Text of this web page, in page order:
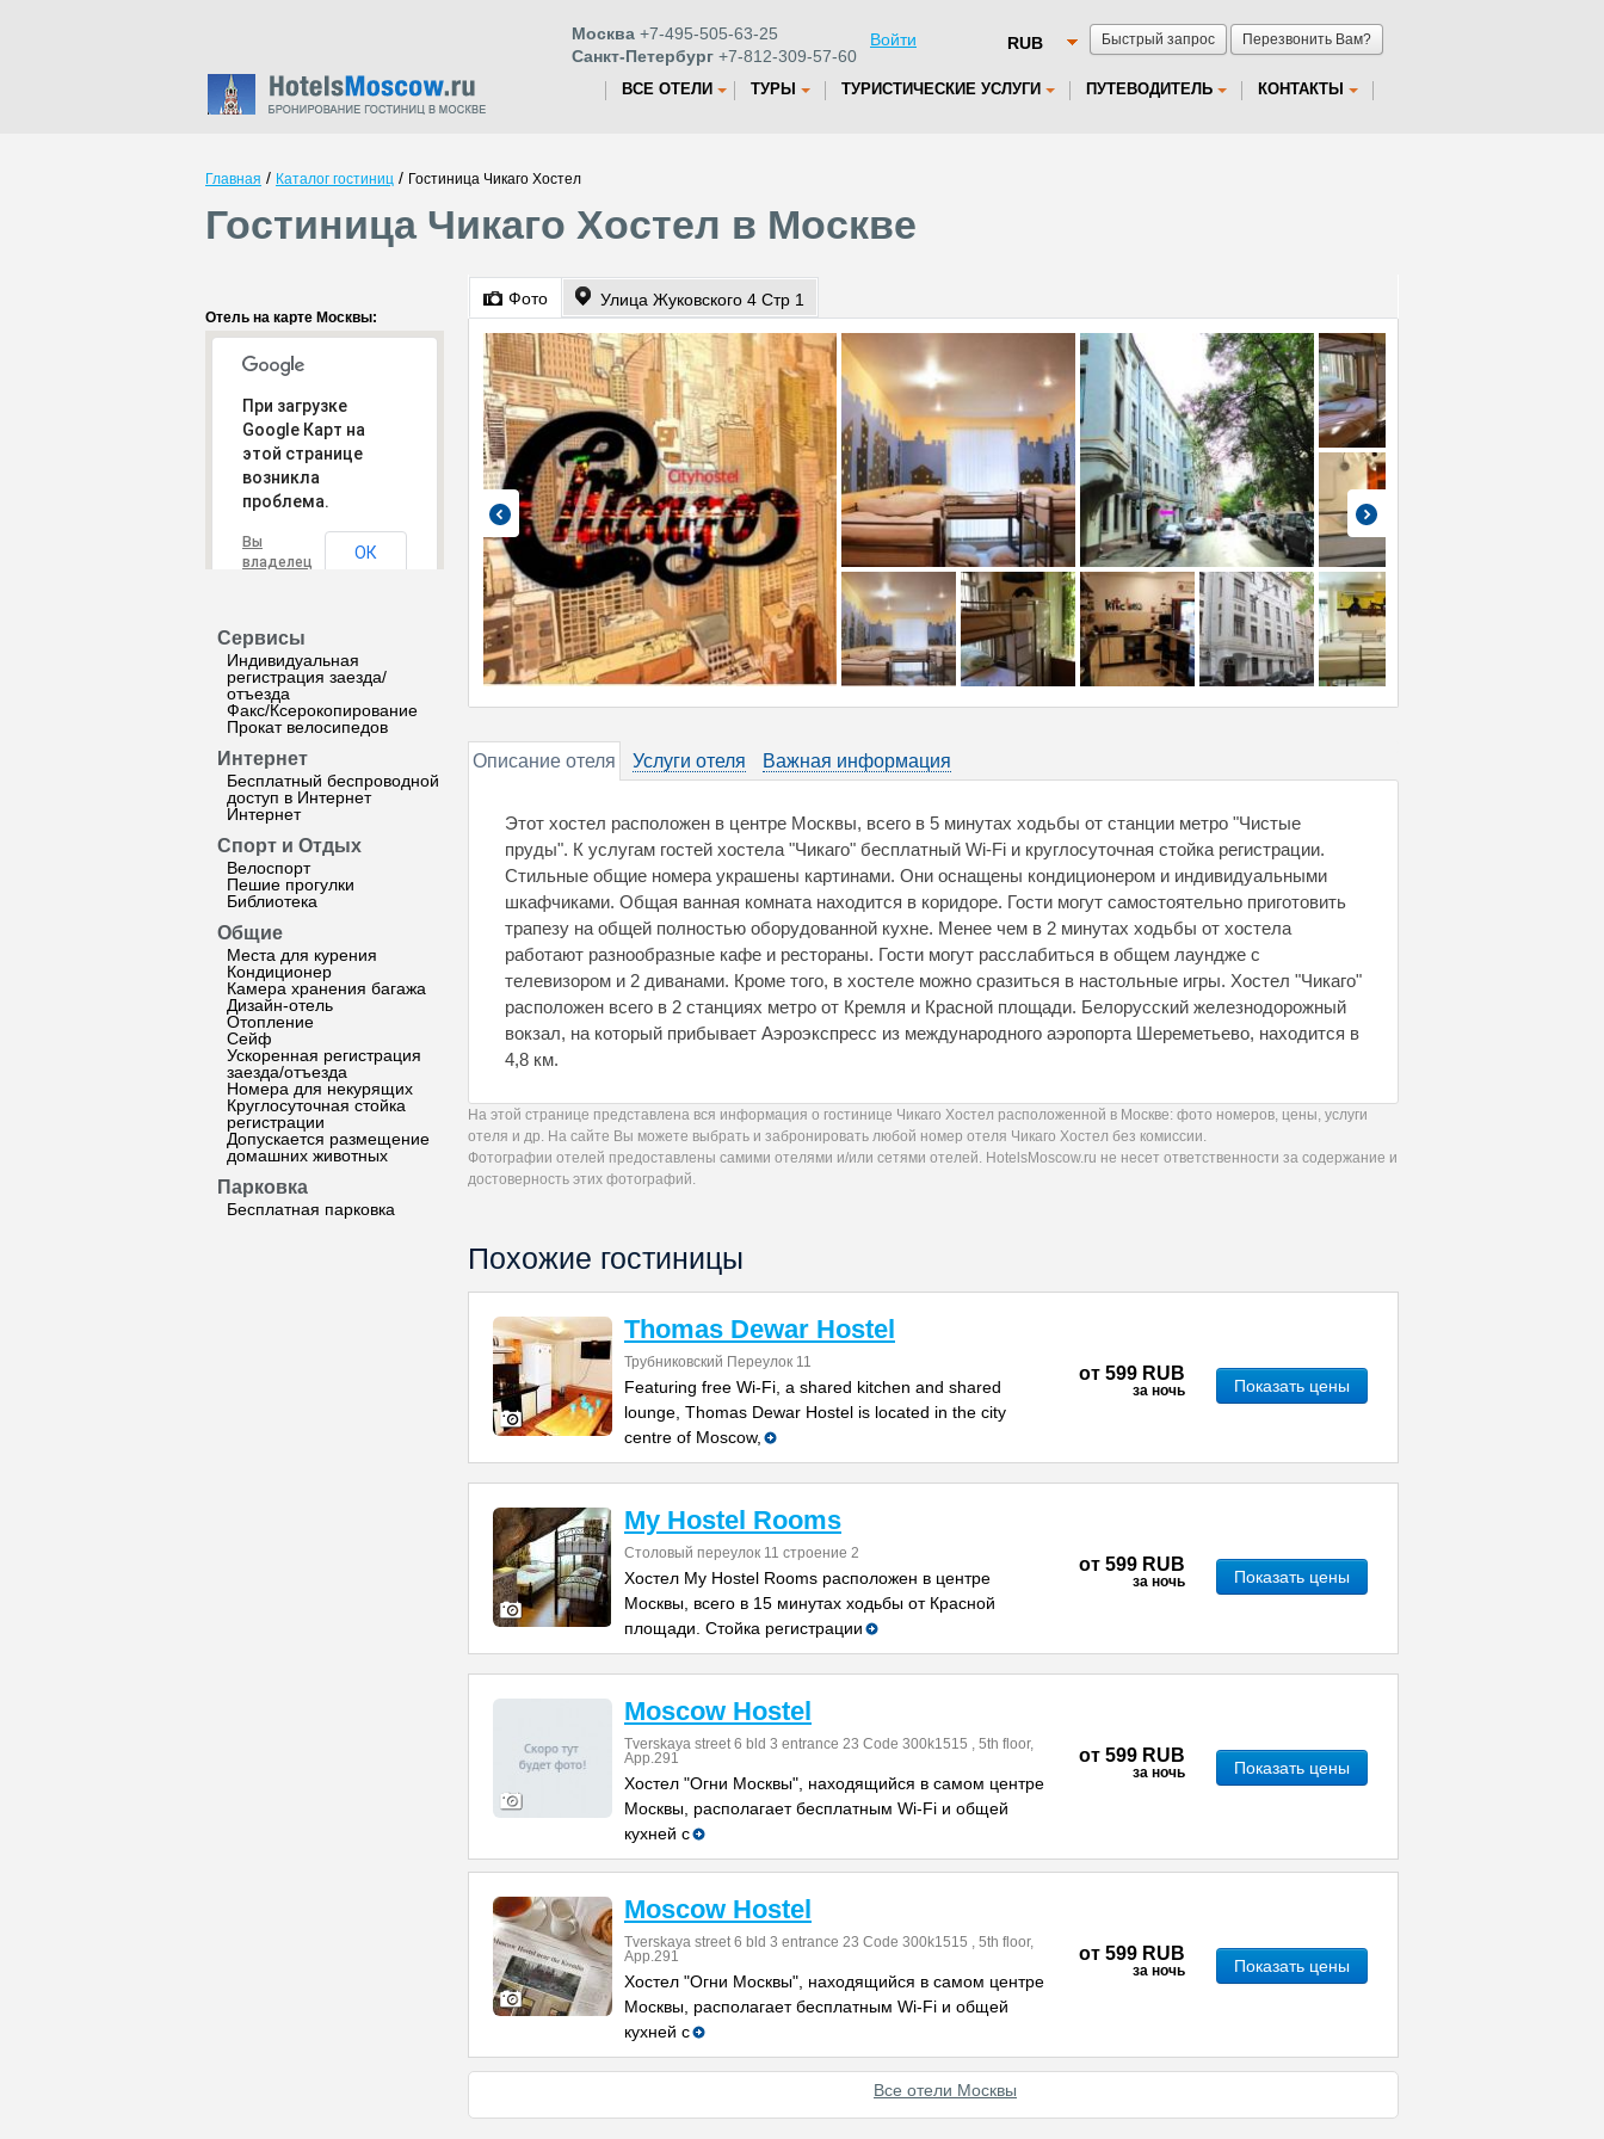
Быстрый запрос Перезвонить Вам?
Москва +7-495-505-63-25
Санкт-Петербург +7-812-309-57-60
Войти
ВСЕ ОТЕЛИ ТУРЫ ТУРИСТИЧЕСКИЕ УСЛУГИ ПУТЕВОДИТЕЛЬ КОНТАКТЫ
Главная / Каталог гостиниц / Гостиница Чикаго Хостел
Гостиница Чикаго Хостел в Москве
Отель на карте Москвы:
При загрузке
Google Карт на
этой странице
возникла
проблема.
Вы
владелец
ОК
Сервисы
Индивидуальная
регистрация заезда/
отъезда
Факс/Ксерокопирование
Прокат велосипедов
Интернет
Бесплатный беспроводной
доступ в Интернет
Интернет
Спорт и Отдых
Велоспорт
Пешие прогулки
Библиотека
Общие
Места для курения
Кондиционер
Камера хранения багажа
Дизайн-отель
Отопление
Сейф
Ускоренная регистрация
заезда/отъезда
Номера для некурящих
Круглосуточная стойка
регистрации
Допускается размещение
домашних животных
Парковка
Бесплатная парковка
Фото Улица Жуковского 4 Стр 1
Описание отеля Услуги отеля Важная информация
Этот хостел расположен в центре Москвы, всего в 5 минутах ходьбы от станции метро "Чистые
пруды". К услугам гостей хостела "Чикаго" бесплатный Wi-Fi и круглосуточная стойка регистрации.
Стильные общие номера украшены картинами. Они оснащены кондиционером и индивидуальными
шкафчиками. Общая ванная комната находится в коридоре. Гости могут самостоятельно приготовить
трапезу на общей полностью оборудованной кухне. Менее чем в 2 минутах ходьбы от хостела
работают разнообразные кафе и рестораны. Гости могут расслабиться в общем лаундже с
телевизором и 2 диванами. Кроме того, в хостеле можно сразиться в настольные игры. Хостел "Чикаго"
расположен всего в 2 станциях метро от Кремля и Красной площади. Белорусский железнодорожный
вокзал, на который прибывает Аэроэкспресс из международного аэропорта Шереметьево, находится в
4,8 км.
На этой странице представлена вся информация о гостинице Чикаго Хостел расположенной в Москве: фото номеров, цены, услуги
отеля и др. На сайте Вы можете выбрать и забронировать любой номер отеля Чикаго Хостел без комиссии.
Фотографии отелей предоставлены самими отелями и/или сетями отелей. HotelsMoscow.ru не несет ответственности за содержание и
достоверность этих фотографий.
Похожие гостиницы
Thomas Dewar Hostel
Трубниковский Переулок 11
Featuring free Wi-Fi, a shared kitchen and shared
lounge, Thomas Dewar Hostel is located in the city
centre of Moscow,
от 599 RUB
за ночь Показать цены
My Hostel Rooms
Столовый переулок 11 строение 2
Хостел My Hostel Rooms расположен в центре
Москвы, всего в 15 минутах ходьбы от Красной
площади. Стойка регистрации
от 599 RUB
за ночь Показать цены
Moscow Hostel
Tverskaya street 6 bld 3 entrance 23 Code 300k1515 , 5th floor,
App.291
Хостел "Огни Москвы", находящийся в самом центре
Москвы, располагает бесплатным Wi-Fi и общей
кухней с
от 599 RUB
за ночь Показать цены
Moscow Hostel
Tverskaya street 6 bld 3 entrance 23 Code 300k1515 , 5th floor,
App.291
Хостел "Огни Москвы", находящийся в самом центре
Москвы, располагает бесплатным Wi-Fi и общей
кухней с
от 599 RUB
за ночь Показать цены
Все отели Москвы